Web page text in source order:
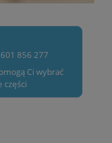
856 277
Ci wybrać
części